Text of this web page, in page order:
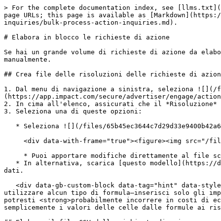
> For the complete documentation index, see
page URLs; this page is available as
inquiries/bulk-process-action-inquiries.md).
# Elabora in blocco le richieste di azione
Se hai un grande volume di richieste di azione da
manualmente.
## Crea file delle risoluzioni delle richieste di
1. Dal menu di navigazione a sinistra, seleziona ![](/
(https://app.impact.com/secure/advertiser/engage/
2. In cima all'elenco, assicurati che il *Risoluzione*
3. Seleziona una di queste opzioni:
dati.
utilizzare alcun tipo di formula—inserisci solo gli
potresti <strong>probabilmente incorrere in costi di
semplicemente i valori delle celle dalle formule ai